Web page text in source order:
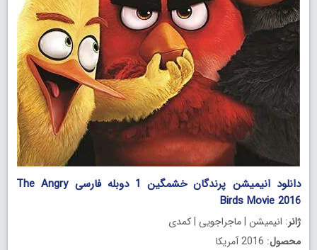
دانلود انیمیشن پرندگان خشمگین 1 دوبله فارسی The Angry
Birds Movie 2016
ژانر: انیمیشن | ماجراجویی | کمدی
محصول: 2016 آمریکا